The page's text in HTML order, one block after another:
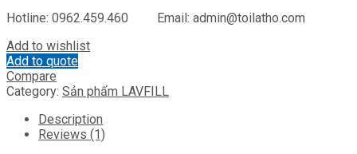
Hotline: 0962.459.460 Email: admin@toilatho.com
Add to wishlist
Add to quote
Compare
Category: Sản phẩm LAVFILL
Description
Reviews (1)